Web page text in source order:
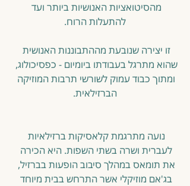
מהסיטואציות האנושיות ביותר ועד
להתעלות הרוח.
זו יצירה שנובעת מההתבוננות האנושית
שהוא מתרגל בעבודתו ביומיום - כפסיכולוג,
ומתוך כבוד עמוק לשורשי תרבות המוזיקה
הברזילאית.
נועה מתרגמת קלאסיקות ברזילאיות
לעברית ושרה בשתי השפות. היא הכירה
את תומאס במהלך סיבוב הופעות בברזיל,
בג'אם מוזיקלי אשר התרחש בבית מיוחד